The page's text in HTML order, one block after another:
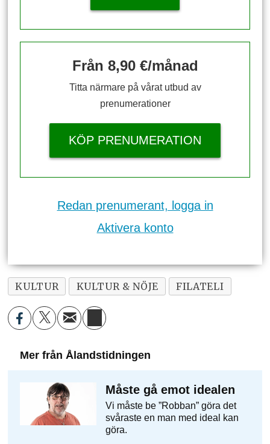
Från 8,90 €/månad
Titta närmare på vårat utbud av
prenumerationer
KÖP PRENUMERATION
Redan prenumerant, logga in
Aktivera konto
KULTUR KULTUR & NÖJE FILATELI